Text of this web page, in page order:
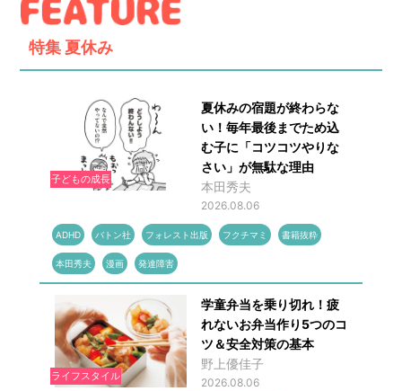
特集 夏休み
子どもの成長
夏休みの宿題が終わらな
い！毎年最後までため込
む子に「コツコツやりな
さい」が無駄な理由
本田秀夫
2026.08.06
ADHD バトン社 フォレスト出版 フクチマミ 書籍抜粋
本田秀夫 漫画 発達障害
ライフスタイル
学童弁当を乗り切れ！疲
れないお弁当作り5つのコ
ツ＆安全対策の基本
野上優佳子
2026.08.06